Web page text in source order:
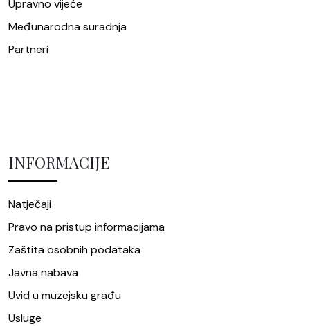
Upravno vijeće
Međunarodna suradnja
Partneri
INFORMACIJE
Natječaji
Pravo na pristup informacijama
Zaštita osobnih podataka
Javna nabava
Uvid u muzejsku građu
Usluge